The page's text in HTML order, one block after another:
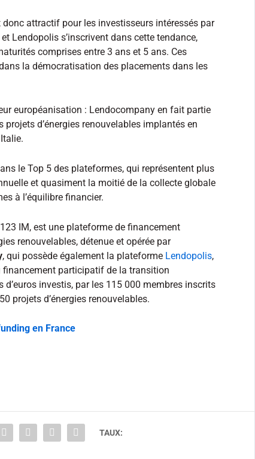
attractif pour les investisseurs intéressés par
Lendopolis s’inscrivent dans cette tendance,
comprises entre 3 ans et 5 ans. Ces
la démocratisation des placements dans les
européanisation : Lendocompany en fait partie
d’énergies renouvelables implantés en
le Top 5 des plateformes, qui représentent plus
et quasiment la moitié de la collecte globale
à l’équilibre financier.
IM, est une plateforme de financement
renouvelables, détenue et opérée par
, qui possède également la plateforme Lendopolis,
financement participatif de la transition
investis, par les 115 000 membres inscrits
projets d’énergies renouvelables.
en France
TAUX: